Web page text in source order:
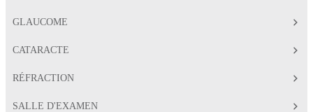
GLAUCOME
CATARACTE
RÉFRACTION
SALLE D'EXAMEN